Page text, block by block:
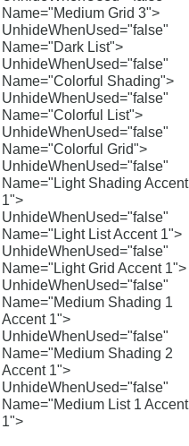
Name="Medium Grid 3">
UnhideWhenUsed="false"
Name="Dark List">
UnhideWhenUsed="false"
Name="Colorful Shading">
UnhideWhenUsed="false"
Name="Colorful List">
UnhideWhenUsed="false"
Name="Colorful Grid">
UnhideWhenUsed="false"
Name="Light Shading Accent
1">
UnhideWhenUsed="false"
Name="Light List Accent 1">
UnhideWhenUsed="false"
Name="Light Grid Accent 1">
UnhideWhenUsed="false"
Name="Medium Shading 1
Accent 1">
UnhideWhenUsed="false"
Name="Medium Shading 2
Accent 1">
UnhideWhenUsed="false"
Name="Medium List 1 Accent
1">